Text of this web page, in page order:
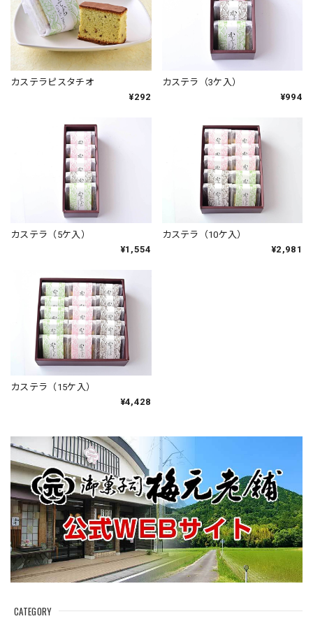
CATEGORY
カステラピスタチオ
¥292
カステラ（3ケ入）
¥994
カステラ（5ケ入）
¥1,554
カステラ（10ケ入）
¥2,981
カステラ（15ケ入）
¥4,428